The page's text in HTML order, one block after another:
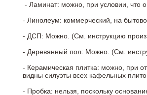
- Ламинат: можно, при условии, что
- Линолеум: коммерческий, на
- ДСП: Можно. (См. инструкцию
- Деревянный пол: Можно. (См.
- Керамическая плитка: можно, при
видны силуэты всех кафельных
- Пробка: нельзя, поскольку